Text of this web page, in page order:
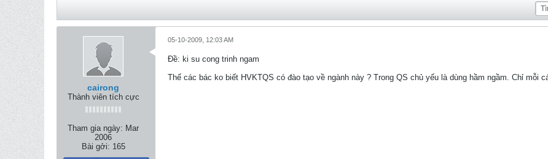
cairong
Thành viên tích cực
Tham gia ngày: Mar
2006
Bài gởi: 165
05-10-2009, 12:03 AM
Ðề: ki su cong trinh ngam
Thế các bác ko biết HVKTQS có đào tạo về ngành này ? Trong QS chủ yếu là dùng hầm ngầm. Chỉ mỗi